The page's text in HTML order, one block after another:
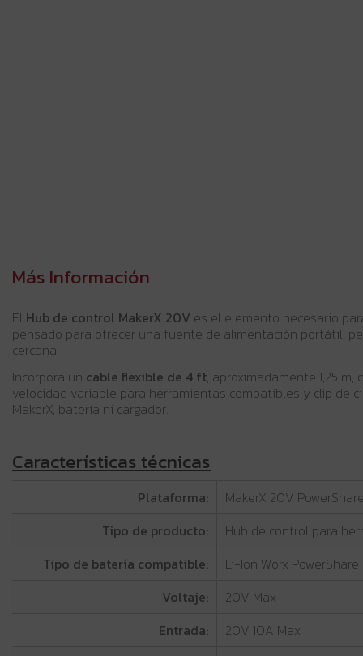
Más Información
El Hub de control MakerX 20V es el elemento necesario
pensado para ofrecer una fuente de alimentación portátil,
cercana.
Incorpora un cable flexible de 4 ft, aproximadamente 1,25
velocidad variable para herramientas compatibles y clip de
MakerX, batería ni cargador.
Características técnicas
Plataforma:
MakerX 20V PowerShare
Tipo de producto:
Hub de control para
Tipo de batería compatible:
Li-Ion Worx PowerShare
Voltaje:
20V Max
Entrada:
20V 10A Max